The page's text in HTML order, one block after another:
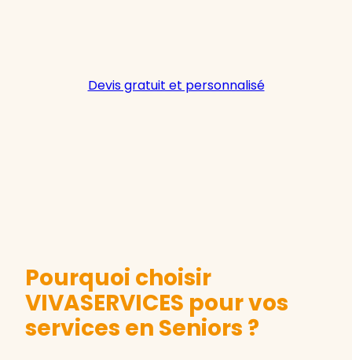
Devis gratuit et personnalisé
Pourquoi choisir
VIVASERVICES pour vos
services en Seniors ?